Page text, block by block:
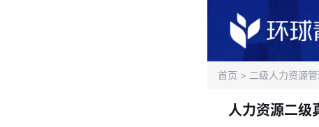
首页 > 二级人力资源
人力资源二级